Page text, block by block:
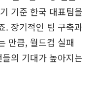
기준 한국 대표팀을
. 장기적인 팀 구축과
만큼, 월드컵 실패
의 기대가 높아지는